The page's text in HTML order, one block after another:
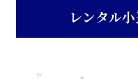
レンタル